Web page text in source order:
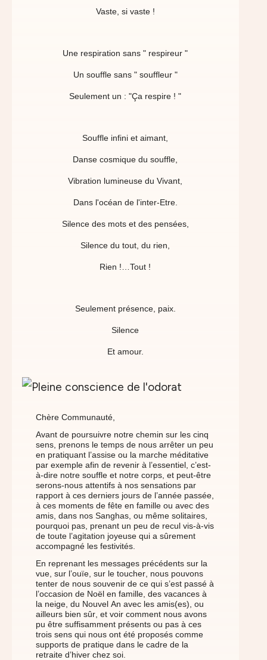
Vaste, si vaste !
Une respiration sans " respireur "
Un souffle sans " souffleur "
Seulement un : "Ça respire ! "
Souffle infini et aimant,
Danse cosmique du souffle,
Vibration lumineuse du Vivant,
Dans l'océan de l'inter-Etre.
Silence des mots et des pensées,
Silence du tout, du rien,
Rien !…Tout !
Seulement présence, paix.
Silence
Et amour.
Chère Communauté,
Avant de poursuivre notre chemin sur les cinq
sens, prenons le temps de nous arrêter un peu
en pratiquant l’assise ou la marche méditative
par exemple afin de revenir à l’essentiel, c’est-
à-dire notre souffle et notre corps, et peut-être
serons-nous attentifs à nos sensations par
rapport à ces derniers jours de l’année passée,
à ces moments de fête en famille ou avec des
amis, dans nos Sanghas, ou même solitaires,
pourquoi pas, prenant un peu de recul vis-à-vis
de toute l’agitation joyeuse qui a sûrement
accompagné les festivités.
En reprenant les messages précédents sur la
vue, sur l’ouïe, sur le toucher, nous pouvons
tenter de nous souvenir de ce qui s’est passé à
l’occasion de Noël en famille, des vacances à
la neige, du Nouvel An avec les amis(es), ou
ailleurs bien sûr, et voir comment nous avons
pu être suffisamment présents ou pas à ces
trois sens qui nous ont été proposés comme
supports de pratique dans le cadre de la
retraite d’hiver chez soi.